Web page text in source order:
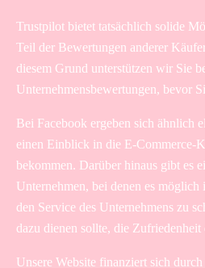
Trustpilot bietet tatsächlich solide
Teil der Bewertungen anderer
diesem Grund unterstützen wir Sie
Unternehmensbewertungen, bevor
Bei Facebook ergeben sich ähnlich
einen Einblick in die E-Commerce-
bekommen. Darüber hinaus gibt es
Unternehmen, bei denen es
den Service des Unternehmens zu
dazu dienen sollte, die
Unsere Website finanziert sich